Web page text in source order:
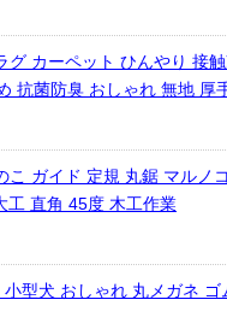
グ カーペット ひんやり 接
抗菌防臭 おしゃれ 無地 厚
こ ガイド 定規 丸鋸 マルノ
工 直角 45度 木工作業
型犬 おしゃれ 丸メガネ ゴ